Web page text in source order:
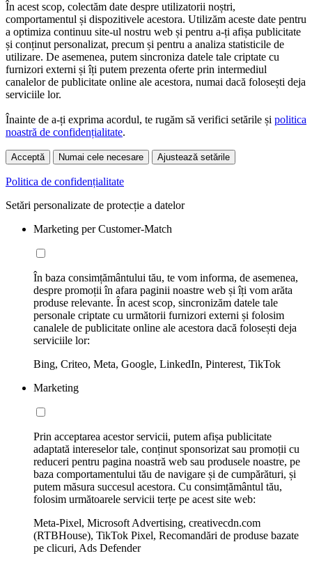
În acest scop, colectăm date despre utilizatorii noștri,
comportamentul și dispozitivele acestora. Utilizăm aceste date pentru
a optimiza continuu site-ul nostru web și pentru a-ți afișa publicitate
și conținut personalizat, precum și pentru a analiza statisticile de
utilizare. De asemenea, putem sincroniza datele tale criptate cu
furnizori externi și îți putem prezenta oferte prin intermediul
canalelor de publicitate online ale acestora, numai dacă folosești deja
serviciile lor.
Înainte de a-ți exprima acordul, te rugăm să verifici setările și politica
noastră de confidențialitate.
Acceptă Numai cele necesare Ajustează setările
Politica de confidențialitate
Setări personalizate de protecție a datelor
Marketing per Customer-Match
În baza consimțământului tău, te vom informa, de asemenea,
despre promoții în afara paginii noastre web și îți vom arăta
produse relevante. În acest scop, sincronizăm datele tale
personale criptate cu următorii furnizori externi și folosim
canalele de publicitate online ale acestora dacă folosești deja
serviciile lor:
Bing, Criteo, Meta, Google, LinkedIn, Pinterest, TikTok
Marketing
Prin acceptarea acestor servicii, putem afișa publicitate
adaptată intereselor tale, conținut sponsorizat sau promoții cu
reduceri pentru pagina noastră web sau produsele noastre, pe
baza comportamentului tău de navigare și de cumpărături, și
putem măsura succesul acestora. Cu consimțământul tău,
folosim următoarele servicii terțe pe acest site web:
Meta-Pixel, Microsoft Advertising, creativecdn.com
(RTBHouse), TikTok Pixel, Recomandări de produse bazate
pe clicuri, Ads Defender